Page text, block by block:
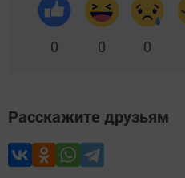
0 0 0
Расскажите друзьям